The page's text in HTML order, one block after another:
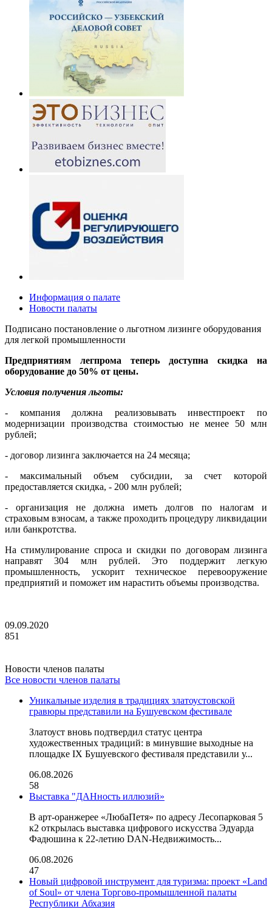
Информация о палате
Новости палаты
Подписано постановление о льготном лизинге оборудования
для легкой промышленности
Предприятиям легпрома теперь доступна скидка на
оборудование до 50% от цены.
Условия получения льготы:
- компания должна реализовывать инвестпроект по
модернизации производства стоимостью не менее 50 млн
рублей;
- договор лизинга заключается на 24 месяца;
- максимальный объем субсидии, за счет которой
предоставляется скидка, - 200 млн рублей;
- организация не должна иметь долгов по налогам и
страховым взносам, а также проходить процедуру ликвидации
или банкротства.
На стимулирование спроса и скидки по договорам лизинга
направят 304 млн рублей. Это поддержит легкую
промышленность, ускорит техническое перевооружение
предприятий и поможет им нарастить объемы производства.
09.09.2020
851
Новости членов палаты
Все новости членов палаты
Уникальные изделия в традициях златоустовской
гравюры представили на Бушуевском фестивале
Златоуст вновь подтвердил статус центра
художественных традиций: в минувшие выходные на
площадке IX Бушуевского фестиваля представили у...
06.08.2026
58
Выставка "ДАНность иллюзий»
В арт-оранжерее «ЛюбаПетя» по адресу Лесопарковая 5
к2 открылась выставка цифрового искусства Эдуарда
Фадюшина к 22-летию DAN-Недвижимость...
06.08.2026
47
Новый цифровой инструмент для туризма: проект «Land
of Soul» от члена Торгово-промышленной палаты
Республики Абхазия